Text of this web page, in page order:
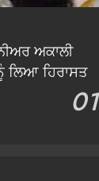
ਅਕਾਲੀ
ਹਿਰਾਸਤ
01